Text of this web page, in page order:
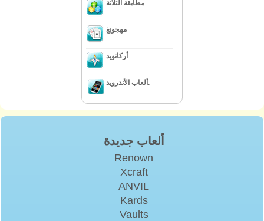
مطابقة الثلاثة
مهجونغ
أركانويد
ألعاب الأندرويد.
ألعاب جديدة
Renown
Xcraft
ANVIL
Kards
Vaults